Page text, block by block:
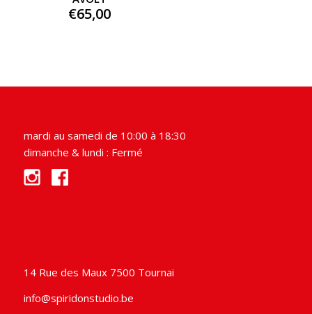
€65,00
mardi au samedi de 10:00 à 18:30
dimanche & lundi : Fermé
14 Rue des Maux 7500 Tournai
info@spiridonstudio.be